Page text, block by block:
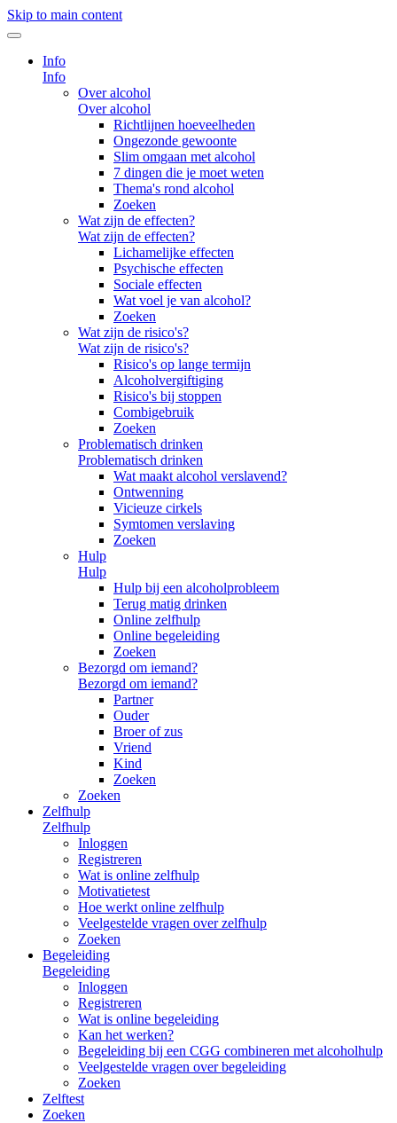
Skip to main content
Info
Info
Over alcohol
Over alcohol
Richtlijnen hoeveelheden
Ongezonde gewoonte
Slim omgaan met alcohol
7 dingen die je moet weten
Thema's rond alcohol
Zoeken
Wat zijn de effecten?
Wat zijn de effecten?
Lichamelijke effecten
Psychische effecten
Sociale effecten
Wat voel je van alcohol?
Zoeken
Wat zijn de risico's?
Wat zijn de risico's?
Risico's op lange termijn
Alcoholvergiftiging
Risico's bij stoppen
Combigebruik
Zoeken
Problematisch drinken
Problematisch drinken
Wat maakt alcohol verslavend?
Ontwenning
Vicieuze cirkels
Symtomen verslaving
Zoeken
Hulp
Hulp
Hulp bij een alcoholprobleem
Terug matig drinken
Online zelfhulp
Online begeleiding
Zoeken
Bezorgd om iemand?
Bezorgd om iemand?
Partner
Ouder
Broer of zus
Vriend
Kind
Zoeken
Zoeken
Zelfhulp
Zelfhulp
Inloggen
Registreren
Wat is online zelfhulp
Motivatietest
Hoe werkt online zelfhulp
Veelgestelde vragen over zelfhulp
Zoeken
Begeleiding
Begeleiding
Inloggen
Registreren
Wat is online begeleiding
Kan het werken?
Begeleiding bij een CGG combineren met alcoholhulp
Veelgestelde vragen over begeleiding
Zoeken
Zelftest
Zoeken